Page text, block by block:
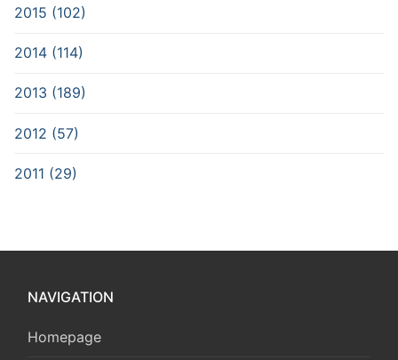
2015 (102)
2014 (114)
2013 (189)
2012 (57)
2011 (29)
NAVIGATION
Homepage